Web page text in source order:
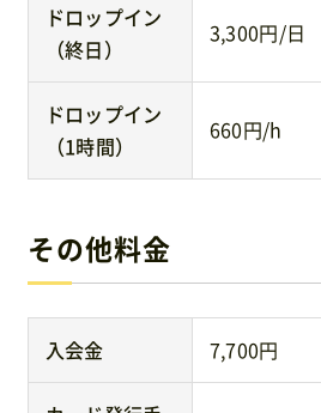
ドロップイン
（終日）
3,300円/日
ドロップイン
（1時間）
660円/h
その他料金
入会金 7,700円